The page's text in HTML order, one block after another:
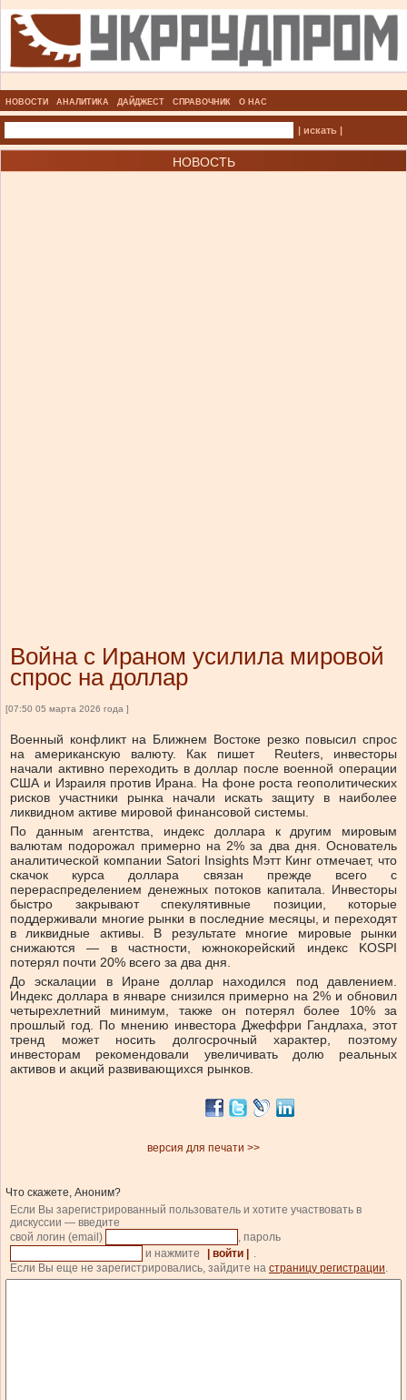
НОВОСТИ АНАЛИТИКА ДАЙДЖЕСТ СПРАВОЧНИК О НАС
| искать |
НОВОСТЬ
Война с Ираном усилила мировой
спрос на доллар
[07:50 05 марта 2026 года ]
Военный конфликт на Ближнем Востоке резко повысил спрос
на американскую валюту. Как пишет Reuters, инвесторы
начали активно переходить в доллар после военной операции
США и Израиля против Ирана. На фоне роста геополитических
рисков участники рынка начали искать защиту в наиболее
ликвидном активе мировой финансовой системы.
По данным агентства, индекс доллара к другим мировым
валютам подорожал примерно на 2% за два дня. Основатель
аналитической компании Satori Insights Мэтт Кинг отмечает, что
скачок курса доллара связан прежде всего с
перераспределением денежных потоков капитала. Инвесторы
быстро закрывают спекулятивные позиции, которые
поддерживали многие рынки в последние месяцы, и переходят
в ликвидные активы. В результате многие мировые рынки
снижаются — в частности, южнокорейский индекс KOSPI
потерял почти 20% всего за два дня.
До эскалации в Иране доллар находился под давлением.
Индекс доллара в январе снизился примерно на 2% и обновил
четырехлетний минимум, также он потерял более 10% за
прошлый год. По мнению инвестора Джеффри Гандлаха, этот
тренд может носить долгосрочный характер, поэтому
инвесторам рекомендовали увеличивать долю реальных
активов и акций развивающихся рынков.
версия для печати >>
Что скажете, Аноним?
Если Вы зарегистрированный пользователь и хотите участвовать в
дискуссии — введите
свой логин (email)
, пароль
и нажмите
| войти |
.
Если Вы еще не зарегистрировались, зайдите на страницу регистрации.